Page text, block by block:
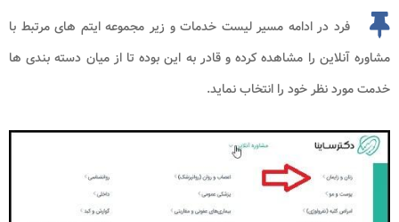
فرد در ادامه مسیر لیست خدمات و زیر مجموعه ایتم های مرتبط با
مشاوره آنلاین را مشاهده کرده و قادر به این بوده تا از میان دسته بندی ها
خدمت مورد نظر خود را انتخاب نماید.